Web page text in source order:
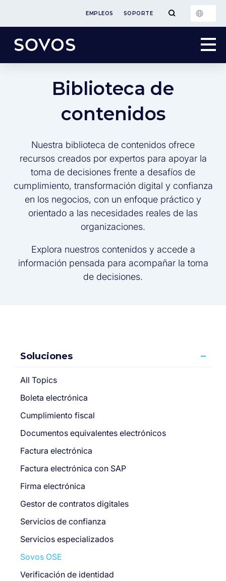
EMPLEOS SOPORTE
Biblioteca de
contenidos
Nuestra biblioteca de contenidos ofrece
recursos creados por expertos para apoyar la
toma de decisiones frente a desafíos de
cumplimiento, transformación digital y confianza
en los negocios, con un enfoque práctico y
orientado a las necesidades reales de las
organizaciones.
Explora nuestros contenidos y accede a
información pensada para acompañar la toma
de decisiones.
Soluciones
All Topics
Boleta electrónica
Cumplimiento fiscal
Documentos equivalentes electrónicos
Factura electrónica
Factura electrónica con SAP
Firma electrónica
Gestor de contratos digitales
Servicios de confianza
Servicios especializados
Sovos OSE
Verificación de identidad